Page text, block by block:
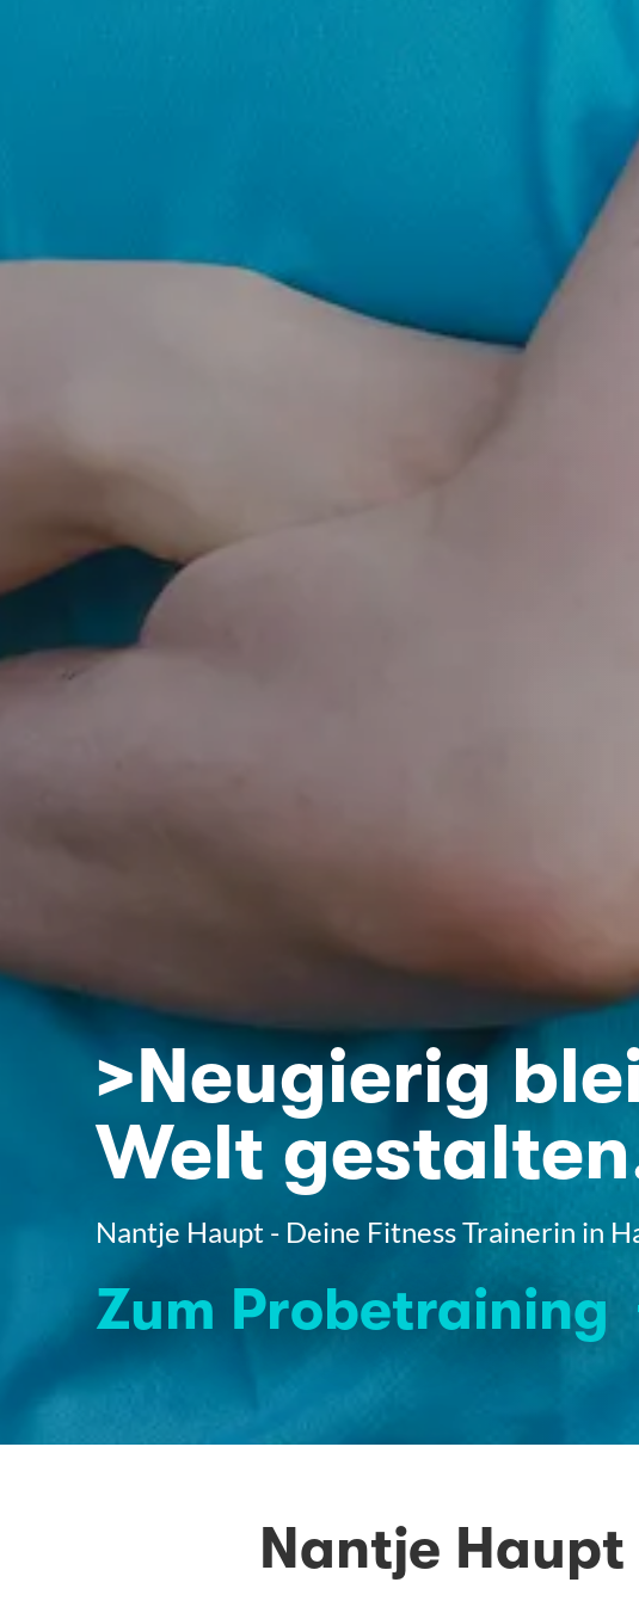
>Neugierig
Welt
Nantje Haupt - Deine Fitness Trainerin in
Zum Probetraining
Nantje